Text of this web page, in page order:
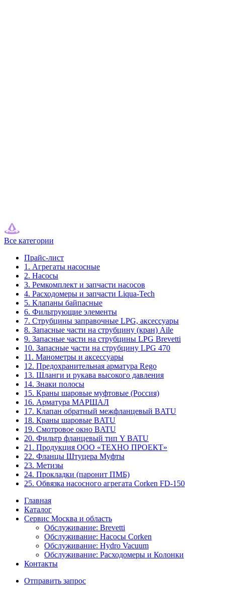
Все категории
Прайс-лист
1. Агрегаты насосные
2. Насосы
3. Ремкомплект и запчасти насосов
4. Расходомеры и запчасти Liqua-Tech
5. Клапаны байпасные
6. Фильтрующие элементы
7. Струбцины заправочные LPG, аксессуары
8. Запасные части на струбцину (кран) Aile
9. Запасные части на струбцины LPG Brevetti
10. Запасные части на струбцину LPG 470
11. Манометры и аксессуары
12. Предохранительная арматура Rego
13. Шланги и рукава высокого давления
14. Знаки полосы
15. Краны шаровые муфтовые (Россия)
16. Арматура МАРШАЛ
17. Клапан обратный межфланцевый BATU
18. Краны шаровые BATU
19. Смотровое окно BATU
20. Фильтр фланцевый тип Y BATU
21. Продукция ООО «ТЕХНО ПРОЕКТ»
22. Фланцы Штуцера Муфты
23. Метизы
24. Прокладки (паронит ПМБ)
25. Обвязка насосного агрегата Corken FD-150
Главная
Каталог
Сервис Москва и область
Обслуживание: Brevetti
Обслуживание: Насосы Corken
Обслуживание: Hydro Vacuum
Обслуживание: Расходомеры и Колонки
Контакты
Отправить запрос